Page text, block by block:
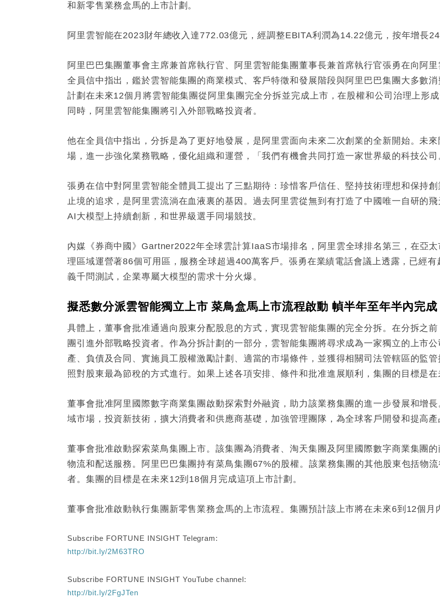
和新零售業務盒馬的上市計劃。
阿里雲智能在2023財年總收入達772.03億元，經調整EBITA利潤為14.22億元，按年增長
阿里巴巴集團董事會主席兼首席執行官、阿里雲智能集團董事長兼首席執行官張勇在向阿
全員信中指出，鑑於雲智能集團的商業模式、客戶特徵和發展階段與阿里巴巴集團大多數
計劃在未來12個月將雲智能集團從阿里集團完全分拆並完成上市，在股權和公司治理上形
同時，阿里雲智能集團將引入外部戰略投資者。
他在全員信中指出，分拆是為了更好地發展，是阿里雲面向未來二次創業的全新開始。未
場，進一步強化業務戰略，優化組織和運營，「我們有機會共同打造一家世界級的科技公
張勇在信中對阿里雲智能全體員工提出了三點期待：珍惜客戶信任、堅持技術理想和保持
止境的追求，是阿里雲流淌在血液裏的基因。過去阿里雲從無到有打造了中國唯一自研的
AI大模型上持續創新，和世界級選手同場競技。
內媒《券商中國》Gartner2022年全球雲計算IaaS市場排名，阿里雲全球排名第三，在亞
理區域運營著86個可用區，服務全球超過400萬客戶。張勇在業績電話會議上透露，已經
義千問測試，企業專屬大模型的需求十分火爆。
擬悉數分派雲智能獨立上市 菜鳥盒馬上市流程啟動 幀半年至年半內完成
具體上，董事會批准通過向股東分配股息的方式，實現雲智能集團的完全分拆。在分拆之
團引進外部戰略投資者。作為分拆計劃的一部分，雲智能集團將尋求成為一家獨立的上市
產、負債及合同、實施員工股權激勵計劃、適當的市場條件，並獲得相關司法管轄區的監
照對股東最為節稅的方式進行。如果上述各項安排、條件和批准進展順利，集團的目標是
董事會批准阿里國際數字商業集團啟動探索對外融資，助力該業務集團的進一步發展和增
域市場，投資新技術，擴大消費者和供應商基礎，加強管理團隊，為全球客戶開發和提高
董事會批准啟動探索菜鳥集團上市。該集團為消費者、淘天集團及阿里國際數字商業集團
物流和配送服務。阿里巴巴集團持有菜鳥集團67%的股權。該業務集團的其他股東包括物
者。集團的目標是在未來12到18個月完成這項上市計劃。
董事會批准啟動執行集團新零售業務盒馬的上市流程。集團預計該上市將在未來6到12個月
Subscribe FORTUNE INSIGHT Telegram:
http://bit.ly/2M63TRO
Subscribe FORTUNE INSIGHT YouTube channel:
http://bit.ly/2FgJTen